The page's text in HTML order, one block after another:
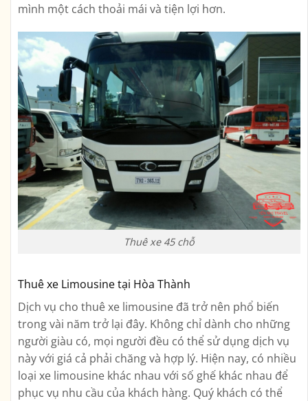
mình một cách thoải mái và tiện lợi hơn.
Thuê xe 45 chỗ
Thuê xe Limousine tại Hòa Thành
Dịch vụ cho thuê xe limousine đã trở nên phổ biến
trong vài năm trở lại đây. Không chỉ dành cho những
người giàu có, mọi người đều có thể sử dụng dịch vụ
này với giá cả phải chăng và hợp lý. Hiện nay, có nhiều
loại xe limousine khác nhau với số ghế khác nhau để
phục vụ nhu cầu của khách hàng. Quý khách có thể